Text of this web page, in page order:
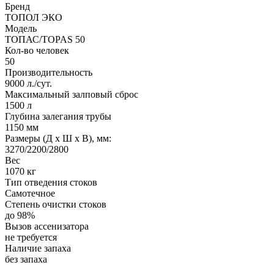
Бренд
ТОПОЛ ЭКО
Модель
ТОПАС/TOPAS 50
Кол-во человек
50
Производительность
9000 л./сут.
Максимальный залповый сброс
1500 л
Глубина залегания трубы
1150 мм
Размеры (Д х Ш х В), мм:
3270/2200/2800
Вес
1070 кг
Тип отведения стоков
Самотечное
Степень очистки стоков
до 98%
Вызов ассенизатора
не требуется
Наличие запаха
без запаха